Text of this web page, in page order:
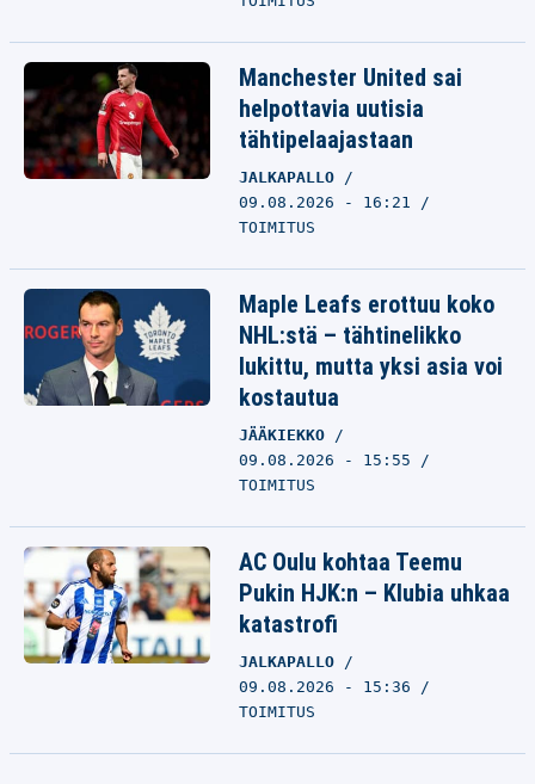
Manchester United sai
helpottavia uutisia
tähtipelaajastaan
JALKAPALLO
09.08.2026 - 16:21
TOIMITUS
Maple Leafs erottuu koko
NHL:stä – tähtinelikko
lukittu, mutta yksi asia voi
kostautua
JÄÄKIEKKO
09.08.2026 - 15:55
TOIMITUS
AC Oulu kohtaa Teemu
Pukin HJK:n – Klubia uhkaa
katastrofi
JALKAPALLO
09.08.2026 - 15:36
TOIMITUS